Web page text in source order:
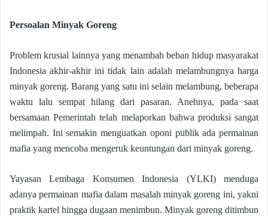
Persoalan Minyak Goreng
Problem krusial lainnya yang menambah beban hidup masyarakat
Indonesia akhir-akhir ini tidak lain adalah melambungnya harga
minyak goreng. Barang yang satu ini selain melambung, beberapa
waktu lalu sempat hilang dari pasaran. Anehnya, pada saat
bersamaan Pemerintah telah melaporkan bahwa produksi sangat
melimpah. Ini semakin menguatkan oponi publik ada permainan
mafia yang mencoba mengeruk keuntungan dari minyak goreng.
Yayasan Lembaga Konsumen Indonesia (YLKI) menduga
adanya permainan mafia dalam masalah minyak goreng ini, yakni
praktik kartel hingga dugaan menimbun. Minyak goreng ditimbun